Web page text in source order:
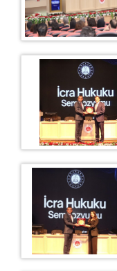
Beyanname
Belgeler
Amaç ve Çalışma
Adalet Komisyonu
Adalet Komisyonu
Mahkemeler
İCRA DAİRELERİ BŞK.
İcra Daireleri Başkanlığı
İcra ve İflas Daireleri
İcra ve İflas Daireleri